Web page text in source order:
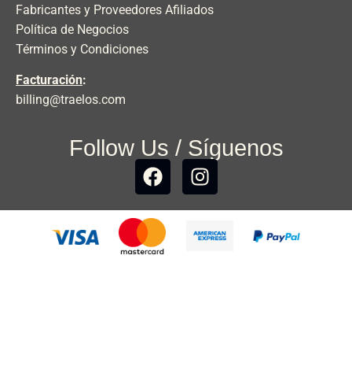
Fabricantes y Proveedores Afiliados
Política de Negocios
Términos y Condiciones
Facturación:
billing@traelos.com
Follow Us / Síguenos